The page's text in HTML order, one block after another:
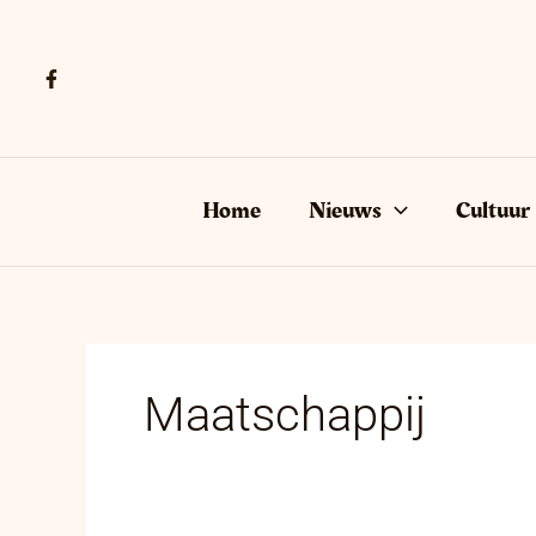
Home Nieuws Cultuur
Maatschappij